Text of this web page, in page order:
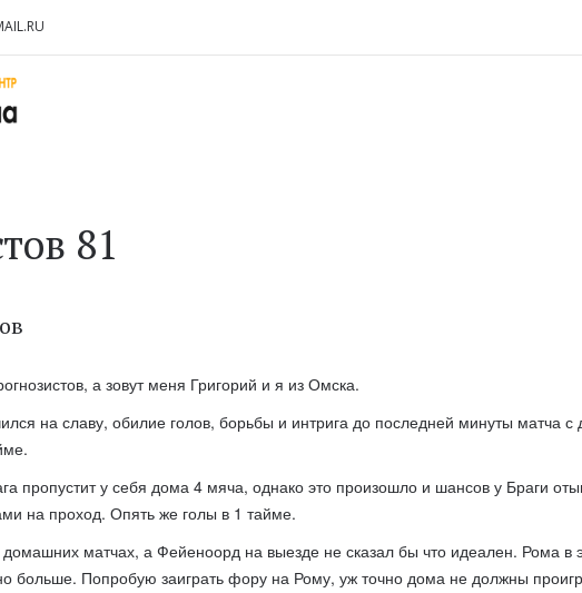
81
а зовут меня Григорий и я из Омска.
на славу, обилие голов, борьбы и интрига до последней минуты матча
пропустит у себя дома 4 мяча, однако это произошло и шансов у Браги
на проход. Опять же голы в 1 тайме.
матчах, а Фейеноорд на выезде не сказал бы что идеален. Рома
больше. Попробую заиграть фору на Рому, уж точно дома не должны